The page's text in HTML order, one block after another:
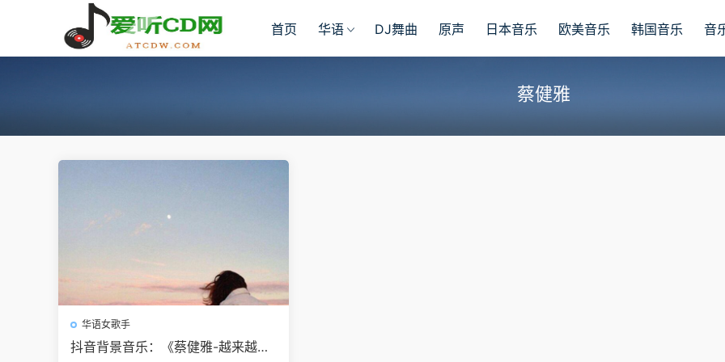
首页 华语 DJ舞曲 原声 日本音乐 欧美音乐 韩国音乐 音
蔡健雅
华语女歌手
抖音背景音乐：《蔡健雅-越来越不